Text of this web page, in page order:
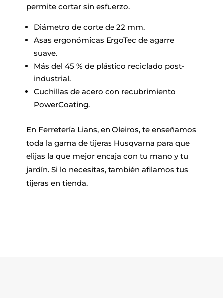
permite cortar sin esfuerzo.
Diámetro de corte de 22 mm.
Asas ergonómicas ErgoTec de agarre
suave.
Más del 45 % de plástico reciclado post-
industrial.
Cuchillas de acero con recubrimiento
PowerCoating.
En Ferretería Lians, en Oleiros, te enseñamos
toda la gama de tijeras Husqvarna para que
elijas la que mejor encaja con tu mano y tu
jardín. Si lo necesitas, también afilamos tus
tijeras en tienda.